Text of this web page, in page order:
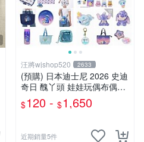
汪將wjshop520 2633
(預購) 日本迪士尼 2026 史迪
奇日 醜丫頭 娃娃玩偶布偶吊
飾鑰匙圈 涼毯 托特包置物包
購物袋 毛巾貼紙公仔盲盒
$120 - $1,650
近期銷量5件